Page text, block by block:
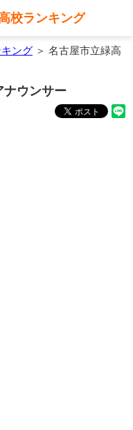
校ランキング
ング ＞ 名古屋市立緑高
ナウンサー